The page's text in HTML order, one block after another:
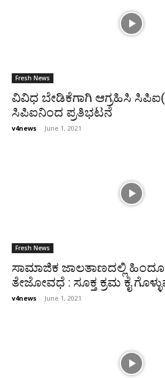
Fresh News
ವಿವಿಧ ಬೇಡಿಕೆಗಾಗಿ ಆಗ್ರಹಿಸಿ
ಸಿಪಿಐನಿಂದ ಪ್ರತಿಭಟನೆ
v4news - June 1, 2021
Fresh News
ಸಾಮಾಜಿಕ ಜಾಲತಾಣದಲ್ಲಿ
ತೇಜೋವಧೆ : ಸೂಕ್ತ ಕ್ರಮ ಕೈ
v4news - June 1, 2021